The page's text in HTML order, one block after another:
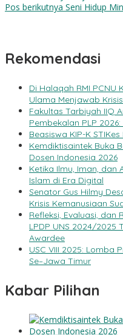
Pos berikutnya Seni Hidup
Rekomendasi
Di Halaqah RMI PCNU
Ulama Menjawab
Fakultas Tarbiyah IIQ
Pembekalan PLP
Beasiswa KIP-K
Kemdiktisaintek Buka
Dosen Indonesia 2026
Ketika Ilmu, Iman, dan
Islam di Era Digital
Senator Gus Hilmy
Krisis Kemanusiaan
Refleksi, Evaluasi, dan
LPDP UNS 2024/2025
Awardee
USC VIII 2025: Lomba
Se–Jawa Timur
Kabar Pilihan